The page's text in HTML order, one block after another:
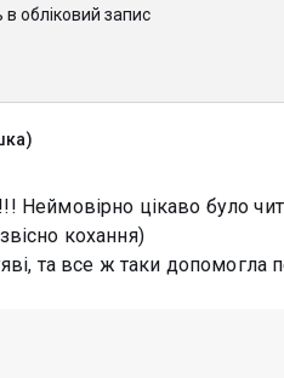
обліковий запис
Неймовірно цікаво було
кохання)
та все ж таки допомогла